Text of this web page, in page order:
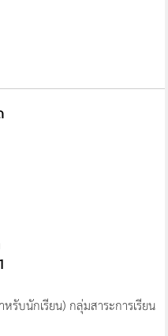
รับนักเรียน) กลุ่มสาระการเรียน